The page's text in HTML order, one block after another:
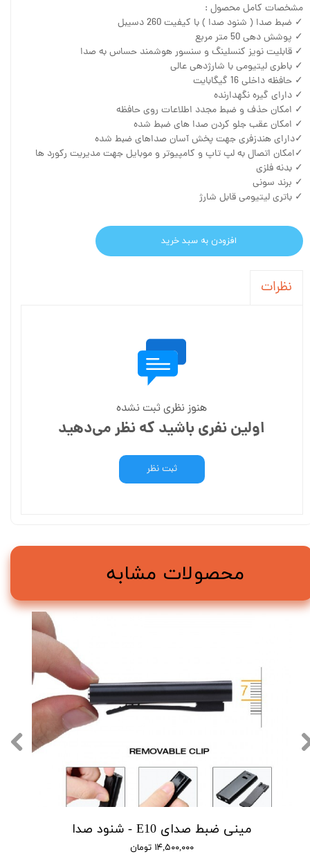
مشخصات کامل محصول :
✓ ضبط صدا ( شنود صدا ) با کیفیت 260 دسیبل
✓ پوشش دهی 50 متر مربع
✓ قابلیت نویز کنسلینگ و سنسور هوشمند حساس به صدا
✓ باطری لیتیومی با شارژدهی عالی
✓ حافظه داخلی 16 گیگابایت
✓ دارای گیره نگهدارنده
✓ امکان حذف و ضبط مجدد اطلاعات روی حافظه
✓ امکان عقب جلو کردن صدا های ضبط شده
✓دارای هندزفری جهت پخش آسان صداهای ضبط شده
✓امکان اتصال به لپ تاپ و کامپیوتر و موبایل جهت مدیریت رکورد ها
✓ بدنه فلزی
✓ برند سونی
✓ باتری لیتیومی قابل شارژ
افزودن به سبد خرید
نظرات
هنوز نظری ثبت نشده
اولین نفری باشید که نظر می‌دهید
ثبت نظر
مینی ضبط صدای E10 - شنود صدا
۱۴,۵۰۰,۰۰۰ تومان
محصولات مشابه